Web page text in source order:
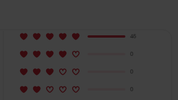
45
0
0
0